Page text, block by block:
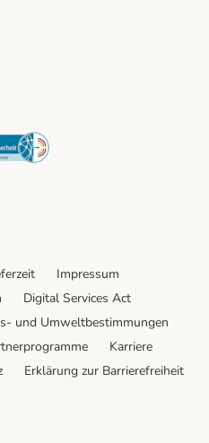
Security
Impressum
Digital Services Act
und Umweltbestimmungen
Karriere
Erklärung zur Barrierefreiheit